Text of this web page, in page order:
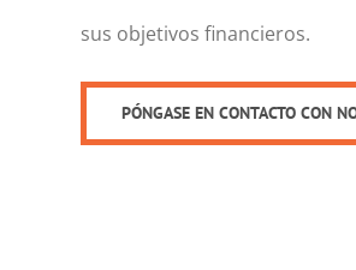
sus objetivos financieros.
PÓNGASE EN CONTACTO CON